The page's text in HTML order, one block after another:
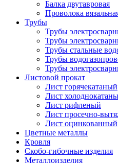
Балка двутавровая
Проволока
Трубы
Трубы
Трубы
Трубы стальные
Трубы
Трубы
Листовой прокат
Лист горячекатаный
Лист
Лист рифленый
Лист просечно-
Лист оцинкованный
Цветные металлы
Кровля
Скобо-гибочные изделия
Металлоизделия